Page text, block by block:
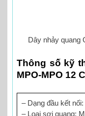
Dây nhảy quang
Thông số kỹ
MPO-MPO 12
– Dạng đầu kết
– Loại sợi quang: